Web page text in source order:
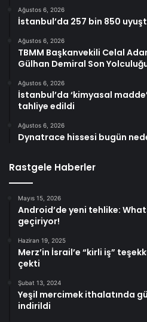
Ağustos 6, 2026
İstanbul’da 257 bin 850
Ağustos 6, 2026
TBMM Başkanvekili Celal
Gülhan Demiral Son
Ağustos 6, 2026
İstanbul’da ‘kimyasal
tahliye edildi
Ağustos 6, 2026
Dynatrace hissesi bugün
Rastgele Haberler
Mayıs 15, 2026
Android’de yeni tehlike:
geçiriyor!
Haziran 19, 2025
Merz’in İsrail’e “kirli iş”
çekti
Şubat 13, 2024
Yeşil mercimek ithalatında
indirildi